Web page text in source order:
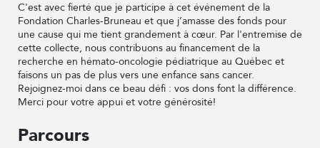
C'est avec fierté que je participe à cet événement de la
Fondation Charles-Bruneau et que j’amasse des fonds pour
une cause qui me tient grandement à cœur. Par l'entremise de
cette collecte, nous contribuons au financement de la
recherche en hémato-oncologie pédiatrique au Québec et
faisons un pas de plus vers une enfance sans cancer.
Rejoignez-moi dans ce beau défi : vos dons font la différence.
Merci pour votre appui et votre générosité!
Parcours